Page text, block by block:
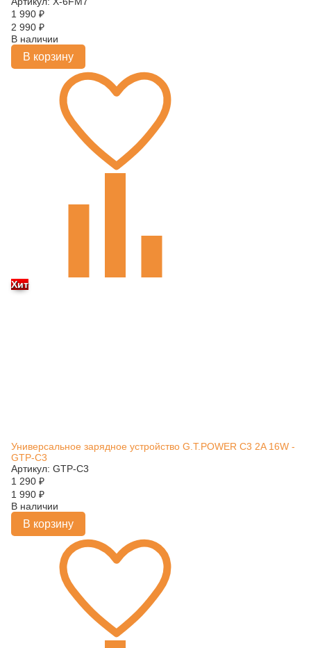
1 990 ₽
2 990 ₽
В наличии
В корзину
Хит
Универсальное зарядное устройство G.T.POWER C3 2A 16W -
GTP-C3
Артикул: GTP-C3
1 290 ₽
1 990 ₽
В наличии
В корзину